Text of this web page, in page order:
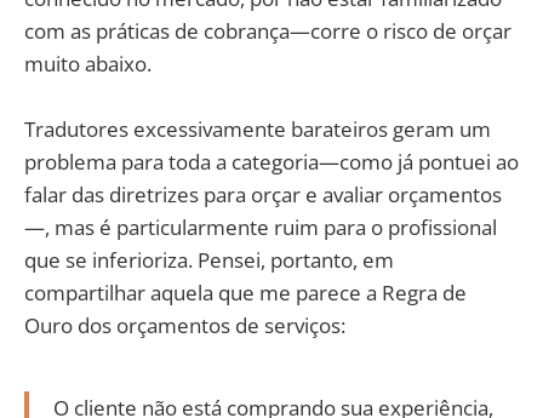
com as práticas de cobrança—corre o risco de orçar
muito abaixo.
Tradutores excessivamente barateiros geram um
problema para toda a categoria—como já pontuei ao
falar das diretrizes para orçar e avaliar orçamentos
—, mas é particularmente ruim para o profissional
que se inferioriza. Pensei, portanto, em
compartilhar aquela que me parece a Regra de
Ouro dos orçamentos de serviços:
O cliente não está comprando sua experiência,